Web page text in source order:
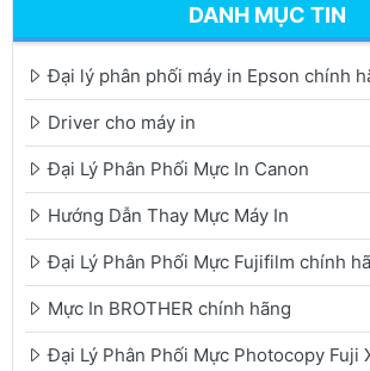
DANH MỤC TIN
Đại lý phân phối máy in Epson chính
Driver cho máy in
Đại Lý Phân Phối Mực In Canon
Hướng Dẫn Thay Mực Máy In
Đại Lý Phân Phối Mực Fujifilm chính
Mực In BROTHER chính hãng
Đại Lý Phân Phối Mực Photocopy Fuji